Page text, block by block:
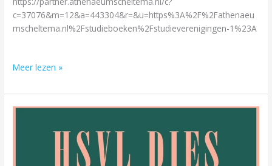
c=37076&m=12&a=443304&r=&u=https%3A%2F%2Fathenaeu
mscheltema.nl%2Fstudieboeken%2Fstudieverenigingen-1%23A
Meer lezen »
Dies